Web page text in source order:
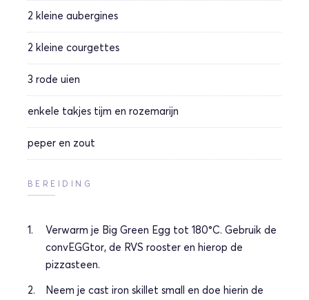
2 kleine aubergines
2 kleine courgettes
3 rode uien
enkele takjes tijm en rozemarijn
peper en zout
BEREIDING
Verwarm je Big Green Egg tot 180°C. Gebruik de
convEGGtor, de RVS rooster en hierop de
pizzasteen.
Neem je cast iron skillet small en doe hierin de